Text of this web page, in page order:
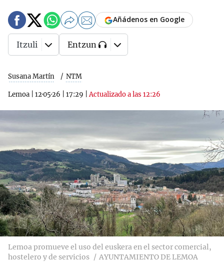
Susana Martín NTM
Lemoa 12·05·26 17:29 |Actualizado a las 12:26
Añádenos en Google
Itzuli Entzun
Lemoa promueve el uso del euskera en el sector comercial,
hostelero y de servicios
AYUNTAMIENTO DE LEMOA